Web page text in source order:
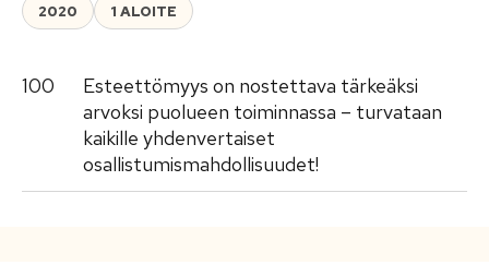
2020 1 ALOITE
100
Esteettömyys on nostettava tärkeäksi
arvoksi puolueen toiminnassa – turvataan
kaikille yhdenvertaiset
osallistumismahdollisuudet!